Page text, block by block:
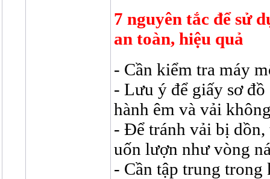
7 nguyên tắc để sử
an toàn, hiệu quả
- Cần kiểm tra máy
- Lưu ý để giấy sơ
hành êm và vải
- Để tránh vải bị dồn,
uốn lượn như vòng
- Cần tập trung